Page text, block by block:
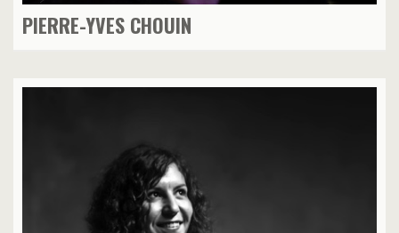
PIERRE-YVES CHOUIN